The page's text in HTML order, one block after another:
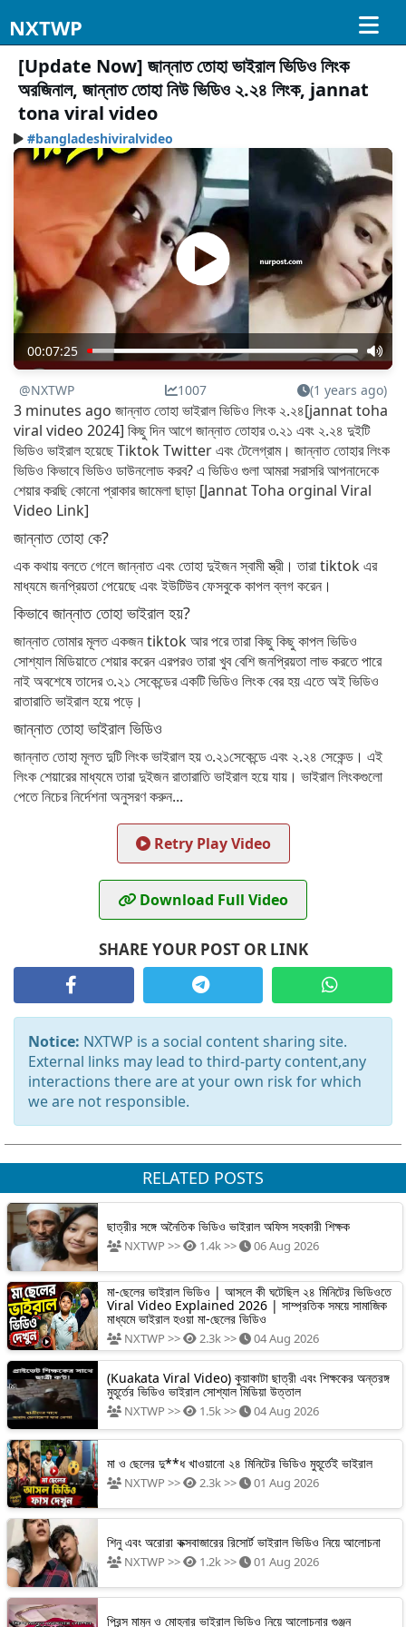
NXTWP
[Update Now] জান্নাত তোহা ভাইরাল ভিডিও লিংক
অরজিনাল, জান্নাত তোহা নিউ ভিডিও ২.২৪ লিংক, jannat
tona viral video
#bangladeshiviralvideo
00:07:25
@NXTWP 1007 (1 years ago)
3 minutes ago জান্নাত তোহা ভাইরাল ভিডিও লিংক ২.২৪[jannat toha
viral video 2024] কিছু দিন আগে জান্নাত তোহার ৩.২১ এবং ২.২৪ দুইটি
ভিডিও ভাইরাল হয়েছে Tiktok Twitter এবং টেলেগ্রাম। জান্নাত তোহার লিংক
ভিডিও কিভাবে ভিডিও ডাউনলোড করব? এ ভিডিও গুলা আমরা সরাসরি আপনাদেকে
শেয়ার করছি কোনো প্রাকার জামেলা ছাড়া [Jannat Toha orginal Viral
Video Link]
জান্নাত তোহা কে?
এক কথায় বলতে গেলে জান্নাত এবং তোহা দুইজন স্বামী স্ত্রী। তারা tiktok এর
মাধ্যমে জনপ্রিয়তা পেয়েছে এবং ইউটিউব ফেসবুকে কাপল ব্লগ করেন।
কিভাবে জান্নাত তোহা ভাইরাল হয়?
জান্নাত তোমার মূলত একজন tiktok আর পরে তারা কিছু কিছু কাপল ভিডিও
সোশ্যাল মিডিয়াতে শেয়ার করেন এরপরও তারা খুব বেশি জনপ্রিয়তা লাভ করতে পারে
নাই অবশেষে তাদের ৩.২১ সেকেন্ডের একটি ভিডিও লিংক বের হয় এতে অই ভিডিও
রাতারাতি ভাইরাল হয়ে পড়ে।
জান্নাত তোহা ভাইরাল ভিডিও
জান্নাত তোহা মূলত দুটি লিংক ভাইরাল হয় ৩.২১সেকেন্ডে এবং ২.২৪ সেকেন্ড। এই
লিংক শেয়ারের মাধ্যমে তারা দুইজন রাতারাতি ভাইরাল হয়ে যায়। ভাইরাল লিংকগুলো
পেতে নিচের নির্দেশনা অনুসরণ করুন...
Retry Play Video
Download Full Video
SHARE YOUR POST OR LINK
Notice: NXTWP is a social content sharing site.
External links may lead to third-party content,any
interactions there are at your own risk for which
we are not responsible.
RELATED POSTS
ছাত্রীর সঙ্গে অনৈতিক ভিডিও ভাইরাল অফিস সহকারী শিক্ষক
NXTWP >> 1.4k >> 06 Aug 2026
মা-ছেলের ভাইরাল ভিডিও | আসলে কী ঘটেছিল ২৪ মিনিটের ভিডিওতে
Viral Video Explained 2026 | সাম্প্রতিক সময়ে সামাজিক
মাধ্যমে ভাইরাল হওয়া মা-ছেলের ভিডিও
NXTWP >> 2.3k >> 04 Aug 2026
(Kuakata Viral Video) কুয়াকাটা ছাত্রী এবং শিক্ষকের অন্তরঙ্গ
মুহূর্তের ভিডিও ভাইরাল সোশ্যাল মিডিয়া উত্তাল
NXTWP >> 1.5k >> 04 Aug 2026
মা ও ছেলের দু**ধ খাওয়ানো ২৪ মিনিটের ভিডিও মুহূর্তেই ভাইরাল
NXTWP >> 2.3k >> 01 Aug 2026
শিনু এবং অরোরা কক্সবাজারের রিসোর্ট ভাইরাল ভিডিও নিয়ে আলোচনা
NXTWP >> 1.2k >> 01 Aug 2026
প্রিন্স মামুন ও মোহনার ভাইরাল ভিডিও নিয়ে আলোচনার গুঞ্জন